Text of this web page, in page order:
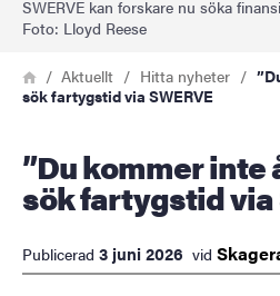
SWERVE kan forskare nu söka
Foto: Lloyd Reese
Länkstig
HemAktuellt Hitta nyheter
sök fartygstid via SWERVE
”Du kommer inte ångra dig” –
sök fartygstid via
Publicerad 3 juni 2026 vid